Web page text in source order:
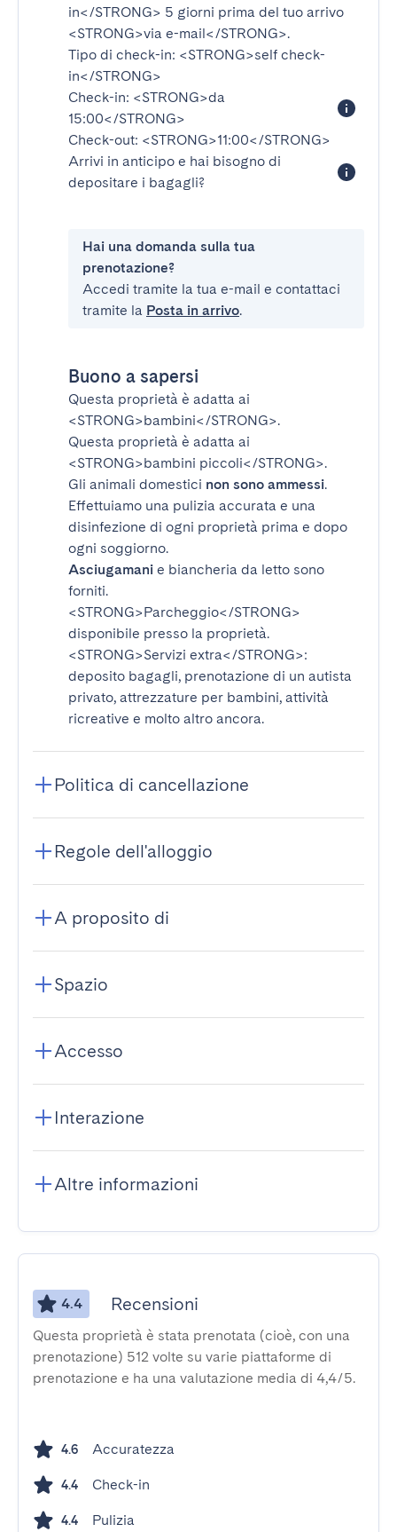
in</STRONG> 5 giorni prima del tuo arrivo
<STRONG>via e-mail</STRONG>.
Tipo di check-in: <STRONG>self check-
in</STRONG>
Check-in: <STRONG>da
15:00</STRONG>
Check-out: <STRONG>11:00</STRONG>
Arrivi in anticipo e hai bisogno di
depositare i bagagli?
Hai una domanda sulla tua
prenotazione?
Accedi tramite la tua e-mail e contattaci
tramite la Posta in arrivo.
Buono a sapersi
Questa proprietà è adatta ai
<STRONG>bambini</STRONG>.
Questa proprietà è adatta ai
<STRONG>bambini piccoli</STRONG>.
Gli animali domestici non sono ammessi.
Effettuiamo una pulizia accurata e una
disinfezione di ogni proprietà prima e dopo
ogni soggiorno.
Asciugamani e biancheria da letto sono
forniti.
<STRONG>Parcheggio</STRONG>
disponibile presso la proprietà.
<STRONG>Servizi extra</STRONG>:
deposito bagagli, prenotazione di un autista
privato, attrezzature per bambini, attività
ricreative e molto altro ancora.
Politica di cancellazione
Regole dell'alloggio
A proposito di
Spazio
Accesso
Interazione
Altre informazioni
4.4 Recensioni
Questa proprietà è stata prenotata (cioè, con una
prenotazione) 512 volte su varie piattaforme di
prenotazione e ha una valutazione media di 4,4/5.
4.6 Accuratezza
4.4 Check-in
4.4 Pulizia